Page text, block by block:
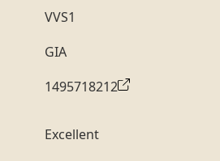
VVS1
GIA
1495718212
Excellent